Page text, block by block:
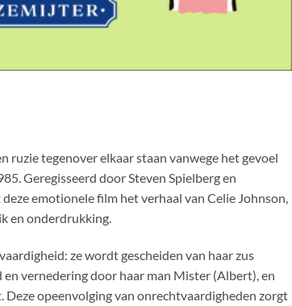
ruzie tegenover elkaar staan vanwege het gevoel
Geregisseerd door Steven Spielberg en
emotionele film het verhaal van Celie Johnson,
en onderdrukking.
ze wordt gescheiden van haar zus
vernedering door haar man Mister (Albert), en
Deze opeenvolging van onrechtvaardigheden zorgt